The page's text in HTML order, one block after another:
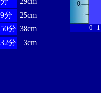
分
25cm
分 38cm
分
3cm
0 1